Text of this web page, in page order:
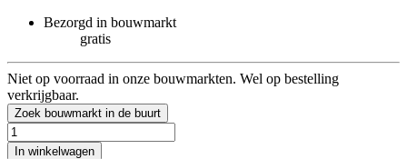
Bezorgd in bouwmarkt
gratis
Niet op voorraad in onze bouwmarkten. Wel op bestelling
verkrijgbaar.
Zoek bouwmarkt in de buurt
In winkelwagen